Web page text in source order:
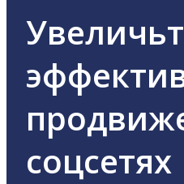
соцсетях